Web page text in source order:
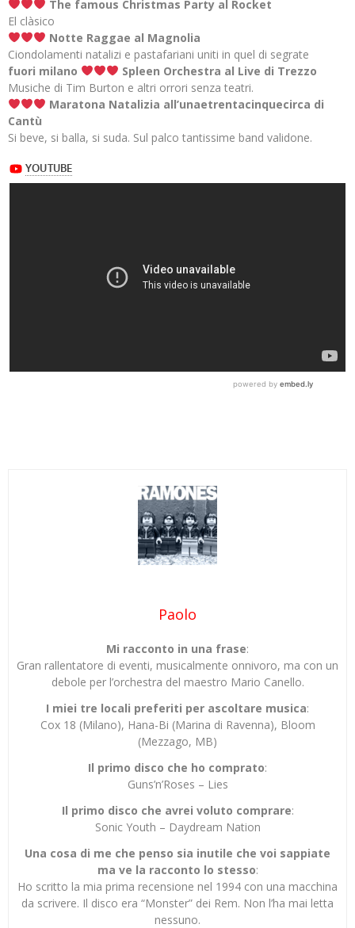
The famous Christmas Party al Rocket
El clàsico
Notte Raggae al Magnolia
Ciondolamenti natalizi e pastafariani uniti in quel di segrate
fuori milano
Spleen Orchestra al Live di Trezzo
Musiche di Tim Burton e altri orrori senza teatri.
Maratona Natalizia all’unaetrentacinquecirca di
Cantù
Si beve, si balla, si suda. Sul palco tantissime band validone.
Paolo
Mi racconto in una frase:
Gran rallentatore di eventi, musicalmente onnivoro, ma con un
debole per l’orchestra del maestro Mario Canello.
I miei tre locali preferiti per ascoltare musica:
Cox 18 (Milano), Hana-Bi (Marina di Ravenna), Bloom
(Mezzago, MB)
Il primo disco che ho comprato:
Guns’n’Roses – Lies
Il primo disco che avrei voluto comprare:
Sonic Youth – Daydream Nation
Una cosa di me che penso sia inutile che voi sappiate
ma ve la racconto lo stesso:
Ho scritto la mia prima recensione nel 1994 con una macchina
da scrivere. Il disco era “Monster” dei Rem. Non l’ha mai letta
nessuno.